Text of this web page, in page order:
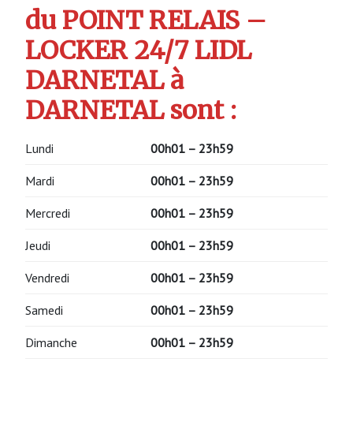
du POINT RELAIS –
LOCKER 24/7 LIDL
DARNETAL à
DARNETAL sont :
Lundi 00h01 – 23h59
Mardi 00h01 – 23h59
Mercredi 00h01 – 23h59
Jeudi 00h01 – 23h59
Vendredi 00h01 – 23h59
Samedi 00h01 – 23h59
Dimanche 00h01 – 23h59